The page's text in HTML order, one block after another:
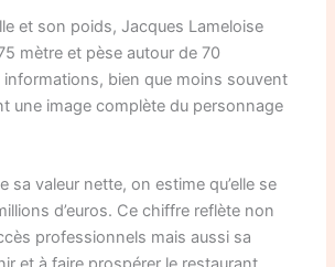
et son poids, Jacques Lameloise
mètre et pèse autour de 70
informations, bien que moins souvent
une image complète du personnage
sa valeur nette, on estime qu’elle se
d’euros. Ce chiffre reflète non
professionnels mais aussi sa